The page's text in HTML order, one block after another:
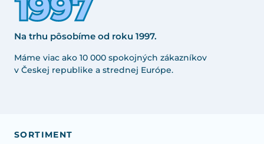
Na trhu pôsobíme od roku 1997.
Máme viac ako 10 000 spokojných zákazníkov
v Českej republike a strednej Európe.
SORTIMENT